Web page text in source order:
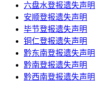
六盘水登报遗失声明
安顺登报遗失声明
毕节登报遗失声明
铜仁登报遗失声明
黔东南登报遗失声明
黔南登报遗失声明
黔西南登报遗失声明